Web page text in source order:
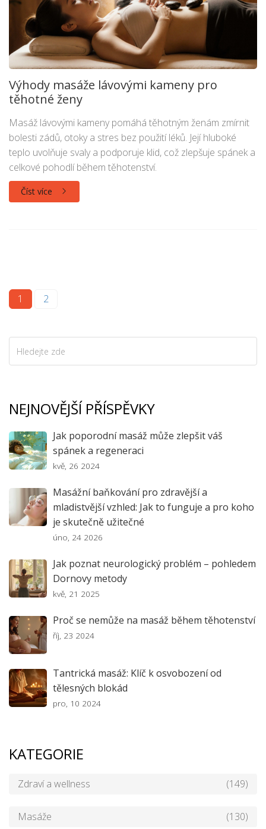
Výhody masáže lávovými kameny pro
těhotné ženy
Masáž lávovými kameny pomáhá těhotným ženám zmírnit
bolesti zádů, otoky a stres bez použití léků. Její hluboké
teplo uvolňuje svaly a podporuje klid, což zlepšuje spánek a
celkové pohodlí během těhotenství.
Číst více
1 2
NEJNOVĚJŠÍ PŘÍSPĚVKY
Jak poporodní masáž může zlepšit váš
spánek a regeneraci
kvě, 26 2024
Masážní baňkování pro zdravější a
mladistvější vzhled: Jak to funguje a pro koho
je skutečně užitečné
úno, 24 2026
Jak poznat neurologický problém – pohledem
Dornovy metody
kvě, 21 2025
Proč se nemůže na masáž během těhotenství
říj, 23 2024
Tantrická masáž: Klíč k osvobození od
tělesných blokád
pro, 10 2024
KATEGORIE
Zdraví a wellness (149)
Masáže (130)